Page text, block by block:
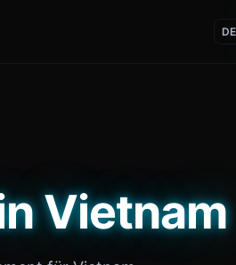
DE
Vietnam